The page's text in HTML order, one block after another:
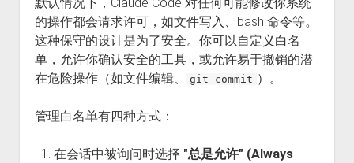
的操作都会请求许可，如文件写入、bash 命令等。
这种保守的设计是为了安全。你可以自定义白名
单，允许你确认安全的工具，或允许易于撤销的潜
在危险操作（如文件编辑、
git commit ）。
管理白名单有四种方式：
在会话中被询问时选择 "总是允许" (Always